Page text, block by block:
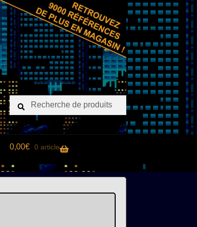
Recherche
pour :
Recherche
0,00€ 0 article